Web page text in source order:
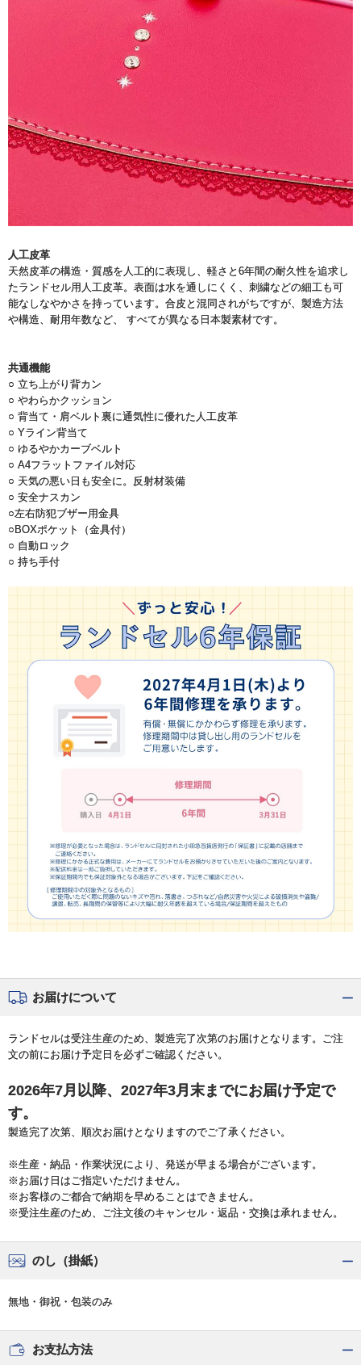
人工皮革
天然皮革の構造・質感を人工的に表現し、軽さと6年間の耐久性を追求し
たランドセル用人工皮革。表面は水を通しにくく、刺繍などの細工も可
能なしなやかさを持っています。合皮と混同されがちですが、製造方法
や構造、耐用年数など、 すべてが異なる日本製素材です。
共通機能
○ 立ち上がり背カン
○ やわらかクッション
○ 背当て・肩ベルト裏に通気性に優れた人工皮革
○ Yライン背当て
○ ゆるやかカーブベルト
○ A4フラットファイル対応
○ 天気の悪い日も安全に。反射材装備
○ 安全ナスカン
○左右防犯ブザー用金具
○BOXポケット（金具付）
○ 自動ロック
○ 持ち手付
お届けについて
ランドセルは受注生産のため、製造完了次第のお届けとなります。ご注
文の前にお届け予定日を必ずご確認ください。
2026年7月以降、2027年3月末までにお届け予定で
す。
製造完了次第、順次お届けとなりますのでご了承ください。
※生産・納品・作業状況により、発送が早まる場合がございます。
※お届け日はご指定いただけません。
※お客様のご都合で納期を早めることはできません。
※受注生産のため、ご注文後のキャンセル・返品・交換は承れません。
のし（掛紙）
無地・御祝・包装のみ
お支払方法